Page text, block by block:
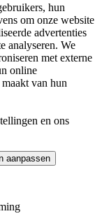
hun
om onze website
advertenties
analyseren. We
met externe
online
van hun
en ons
aanpassen